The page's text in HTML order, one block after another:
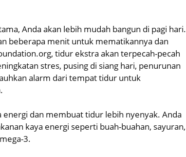
Anda akan lebih mudah bangun di pagi hari.
beberapa menit untuk mematikannya dan
tidur ekstra akan terpecah-pecah
stres, pusing di siang hari, penurunan
alarm dari tempat tidur untuk
dan membuat tidur lebih nyenyak. Anda
kaya energi seperti buah-buahan, sayuran,
3.